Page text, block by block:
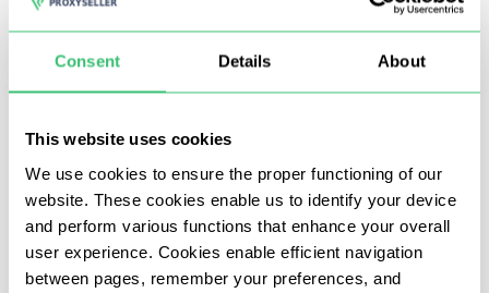
Consent Details About
This website uses cookies
We use cookies to ensure the proper functioning of our
website. These cookies enable us to identify your device
and perform various functions that enhance your overall
user experience. Cookies enable efficient navigation
between pages, remember your preferences, and
Pourquoi devriez-vous utiliser les
serveurs proxy pour OnlyFans
Comme avec tout autre réseau social, les proxys
OnlyFans vous permettent de recevoir un certain nombre
d’avantages importants, à savoir:
Contourner les restrictions régionales, le blocage des
fournisseurs et les algorithmes de sécurité OnlyFans.